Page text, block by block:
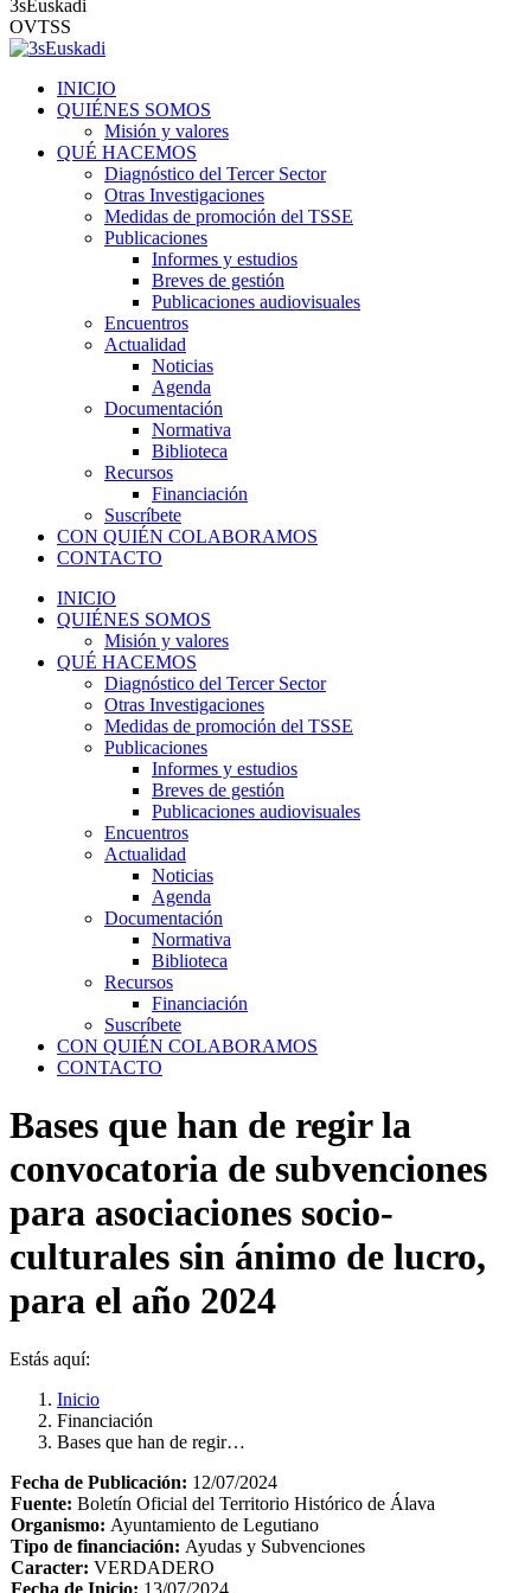
3sEuskadi
OVTSS
INICIO
QUIÉNES SOMOS
Misión y valores
QUÉ HACEMOS
Diagnóstico del Tercer Sector
Otras Investigaciones
Medidas de promoción del TSSE
Publicaciones
Informes y estudios
Breves de gestión
Publicaciones audiovisuales
Encuentros
Actualidad
Noticias
Agenda
Documentación
Normativa
Biblioteca
Recursos
Financiación
Suscríbete
CON QUIÉN COLABORAMOS
CONTACTO
INICIO
QUIÉNES SOMOS
Misión y valores
QUÉ HACEMOS
Diagnóstico del Tercer Sector
Otras Investigaciones
Medidas de promoción del TSSE
Publicaciones
Informes y estudios
Breves de gestión
Publicaciones audiovisuales
Encuentros
Actualidad
Noticias
Agenda
Documentación
Normativa
Biblioteca
Recursos
Financiación
Suscríbete
CON QUIÉN COLABORAMOS
CONTACTO
Bases que han de regir la
convocatoria de subvenciones
para asociaciones socio-
culturales sin ánimo de lucro,
para el año 2024
Estás aquí:
Inicio
Financiación
Bases que han de regir…
Fecha de Publicación: 12/07/2024
Fuente: Boletín Oficial del Territorio Histórico de Álava
Organismo: Ayuntamiento de Legutiano
Tipo de financiación: Ayudas y Subvenciones
Caracter: VERDADERO
Fecha de Inicio: 13/07/2024